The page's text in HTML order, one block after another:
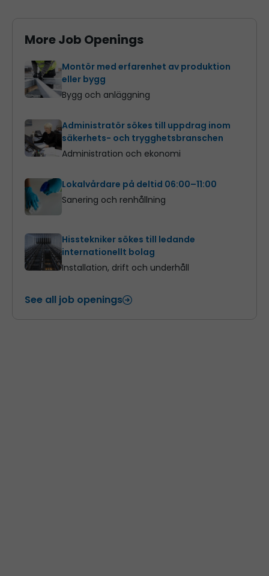
More Job Openings
Montör med erfarenhet av produktion
eller bygg
Bygg och anläggning
Administratör sökes till uppdrag inom
säkerhets- och trygghetsbranschen
Administration och ekonomi
Lokalvårdare på deltid 06:00–11:00
Sanering och renhållning
Hisstekniker sökes till ledande
internationellt bolag
Installation, drift och underhåll
See all job openings